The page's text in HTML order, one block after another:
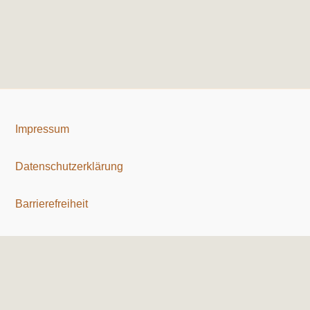
Impressum
Datenschutzerklärung
Barrierefreiheit